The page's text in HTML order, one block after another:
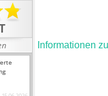
Informationen